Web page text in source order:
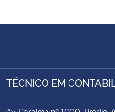
TÉCNICO EM